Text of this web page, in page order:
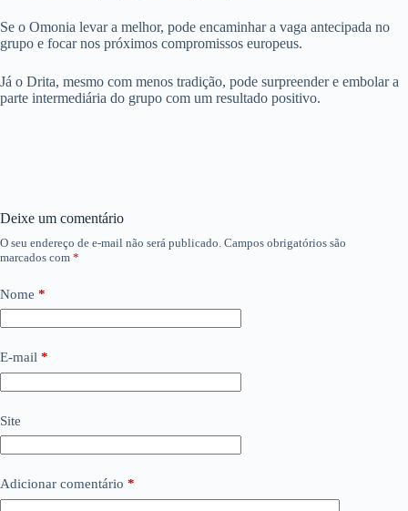
Se o Omonia levar a melhor, pode encaminhar a vaga antecipada no
grupo e focar nos próximos compromissos europeus.
Já o Drita, mesmo com menos tradição, pode surpreender e embolar a
parte intermediária do grupo com um resultado positivo.
Deixe um comentário
O seu endereço de e-mail não será publicado. Campos obrigatórios são
marcados com *
Nome *
E-mail *
Site
Adicionar comentário *